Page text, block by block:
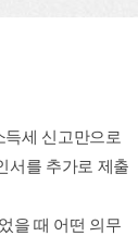
세 신고만으로
서를 추가로 제출
을 때 어떤 의무